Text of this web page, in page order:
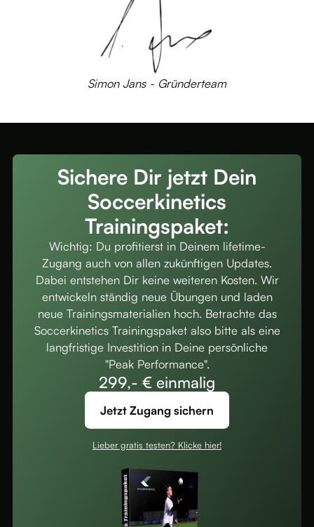
Simon Jans - Gründerteam
Sichere Dir jetzt Dein
Soccerkinetics
Trainingspaket:
Wichtig: Du profitierst in Deinem lifetime-
Zugang auch von allen zukünftigen Updates.
Dabei entstehen Dir keine weiteren Kosten. Wir
entwickeln ständig neue Übungen und laden
neue Trainingsmaterialien hoch. Betrachte das
Soccerkinetics Trainingspaket also bitte als eine
langfristige Investition in Deine persönliche
"Peak Performance".
299,- € einmalig
Jetzt Zugang sichern
Lieber gratis testen? Klicke hier!